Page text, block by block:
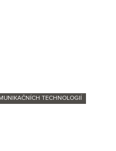
TECHNOLOGIÍ